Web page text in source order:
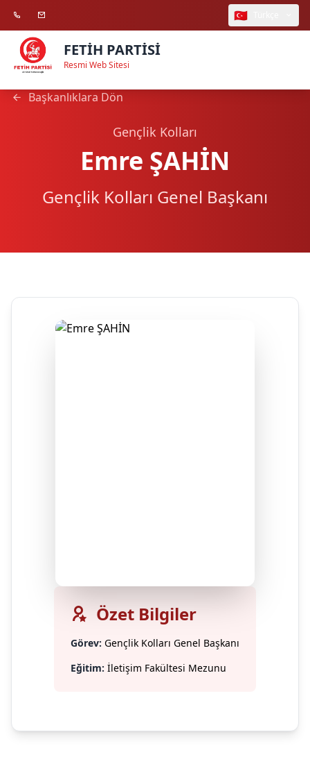
🇹🇷
FETİH PARTİSİ
Resmi Web Sitesi
Başkanlıklara Dön
Gençlik Kolları
Emre ŞAHİN
Gençlik Kolları Genel Başkanı
Özet Bilgiler
Görev: Gençlik Kolları Genel Başkanı
Eğitim: İletişim Fakültesi Mezunu